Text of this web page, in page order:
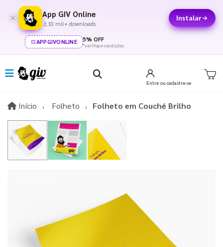
App GIV Online
10 mil+ downloads
Instalar
APPGIVONLINE 5% OFF
*verifique condições
Entre ou cadastre-se
Início InícioFolheto Folheto em Couché Brilho